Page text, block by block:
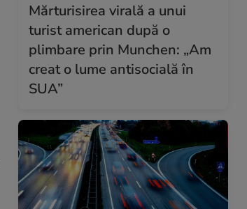
Mărturisirea virală a unui
turist american după o
plimbare prin Munchen: „Am
creat o lume antisocială în
SUA”